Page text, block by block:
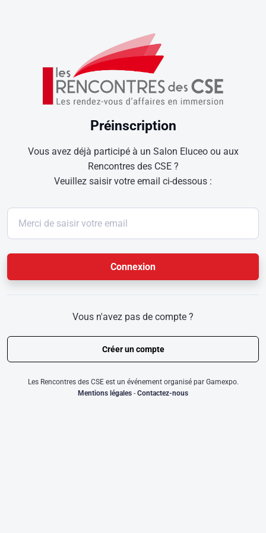
Préinscription
Vous avez déjà participé à un Salon Eluceo ou aux
Rencontres des CSE ?
Veuillez saisir votre email ci-dessous :
Connexion
Vous n'avez pas de compte ?
Créer un compte
Les Rencontres des CSE est un événement organisé par Gamexpo.
Mentions légales - Contactez-nous